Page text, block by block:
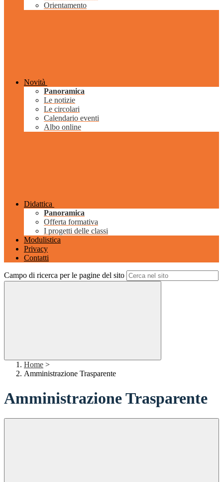
Orientamento
Novità
Panoramica
Le notizie
Le circolari
Calendario eventi
Albo online
Didattica
Panoramica
Offerta formativa
I progetti delle classi
Modulistica
Privacy
Contatti
Campo di ricerca per le pagine del sito
Home >
Amministrazione Trasparente
Amministrazione Trasparente